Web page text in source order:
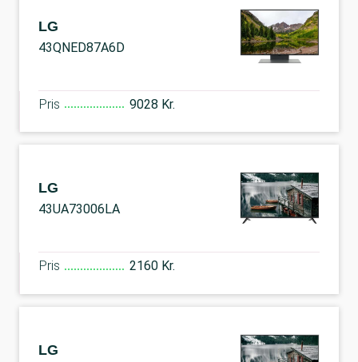
LG
43QNED87A6D
Pris 9028 Kr.
LG
43UA73006LA
Pris 2160 Kr.
LG